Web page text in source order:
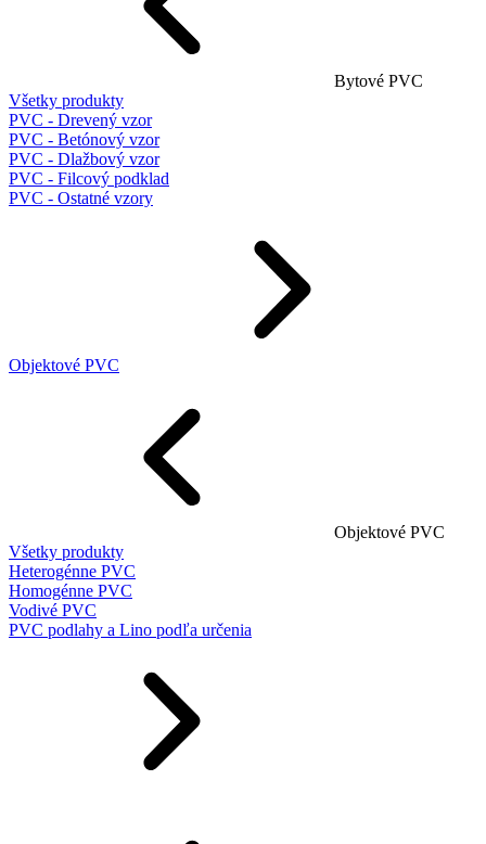
Bytové PVC
Všetky produkty
PVC - Drevený vzor
PVC - Betónový vzor
PVC - Dlažbový vzor
PVC - Filcový podklad
PVC - Ostatné vzory
Objektové PVC
Objektové PVC
Všetky produkty
Heterogénne PVC
Homogénne PVC
Vodivé PVC
PVC podlahy a Lino podľa určenia